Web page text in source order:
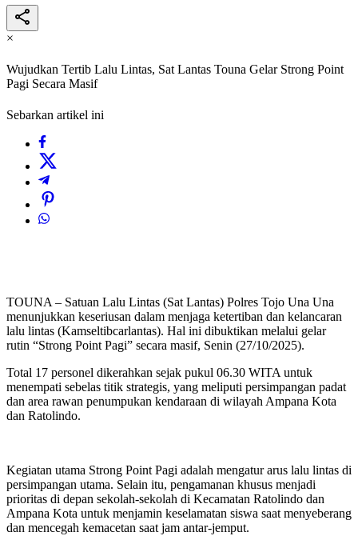
×
Wujudkan Tertib Lalu Lintas, Sat Lantas Touna Gelar Strong Point
Pagi Secara Masif
Sebarkan artikel ini
TOUNA – Satuan Lalu Lintas (Sat Lantas) Polres Tojo Una Una
menunjukkan keseriusan dalam menjaga ketertiban dan kelancaran
lalu lintas (Kamseltibcarlantas). Hal ini dibuktikan melalui gelar
rutin “Strong Point Pagi” secara masif, Senin (27/10/2025).
Total 17 personel dikerahkan sejak pukul 06.30 WITA untuk
menempati sebelas titik strategis, yang meliputi persimpangan padat
dan area rawan penumpukan kendaraan di wilayah Ampana Kota
dan Ratolindo.
Kegiatan utama Strong Point Pagi adalah mengatur arus lalu lintas di
persimpangan utama. Selain itu, pengamanan khusus menjadi
prioritas di depan sekolah-sekolah di Kecamatan Ratolindo dan
Ampana Kota untuk menjamin keselamatan siswa saat menyeberang
dan mencegah kemacetan saat jam antar-jemput.